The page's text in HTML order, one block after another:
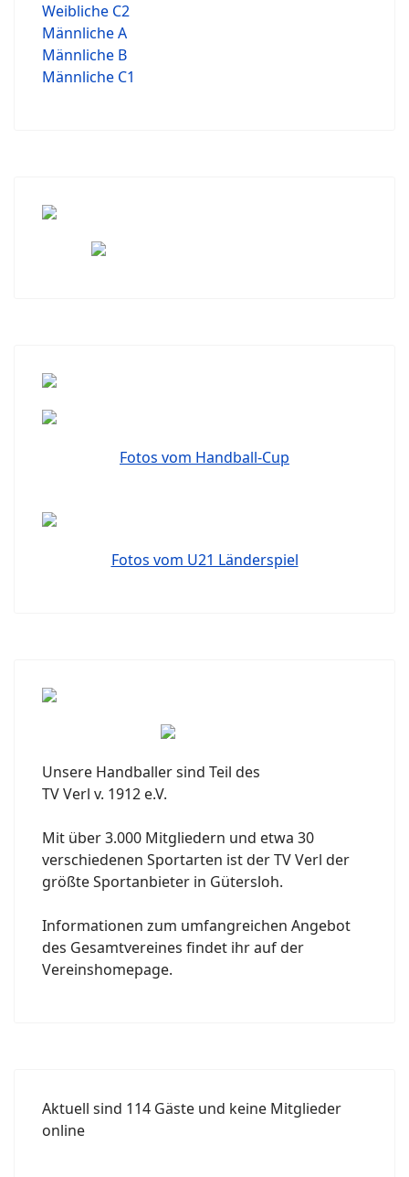
Weibliche C2
Männliche A
Männliche B
Männliche C1
Fotos vom Handball-Cup
Fotos vom U21 Länderspiel
Unsere Handballer sind Teil des
TV Verl v. 1912 e.V.
Mit über 3.000 Mitgliedern und etwa 30
verschiedenen Sportarten ist der TV Verl der
größte Sportanbieter in Gütersloh.
Informationen zum umfangreichen Angebot
des Gesamtvereines findet ihr auf der
Vereinshomepage.
Aktuell sind 114 Gäste und keine Mitglieder
online